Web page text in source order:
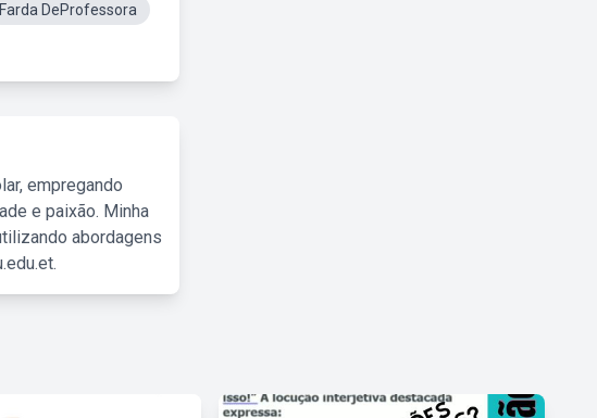
Farda DeProfessora
empregando
e paixão. Minha
abordagens